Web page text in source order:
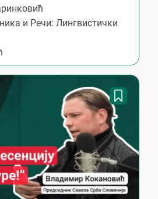
и Речи: Лингвистички